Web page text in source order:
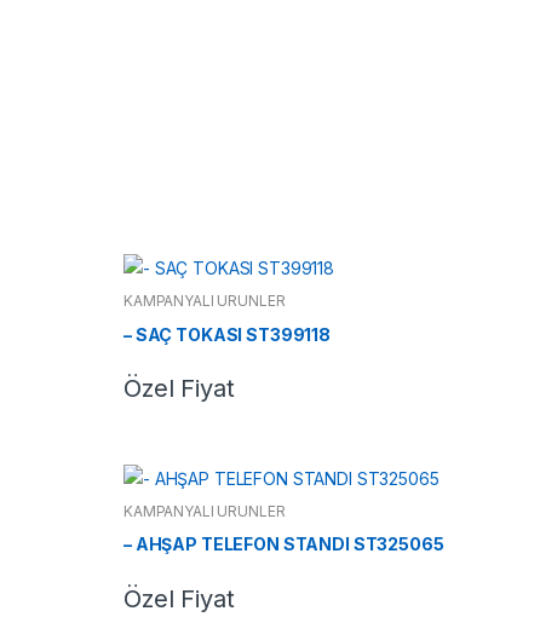
KAMPANYALI ÜRÜNLER
– SAÇ TOKASI ST399118
Özel Fiyat
KAMPANYALI ÜRÜNLER
– AHŞAP TELEFON STANDI ST325065
Özel Fiyat